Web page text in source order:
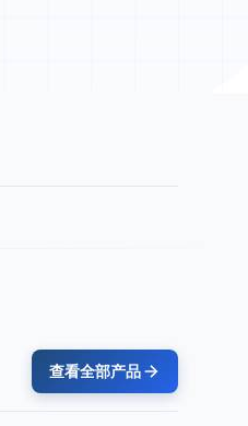
查看全部产品